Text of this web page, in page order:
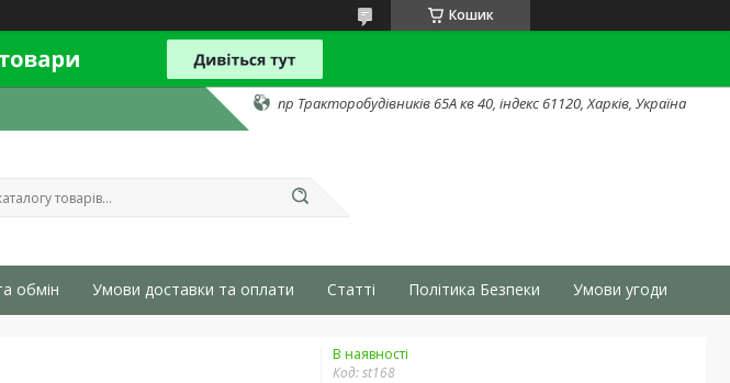
Кошик
пр Тракторобудівників 65А кв 40, індекс 61120, Харків, Україна
обмін Умови доставки та оплати Статті Політика Безпеки Умови угоди
В наявності
Код:st168